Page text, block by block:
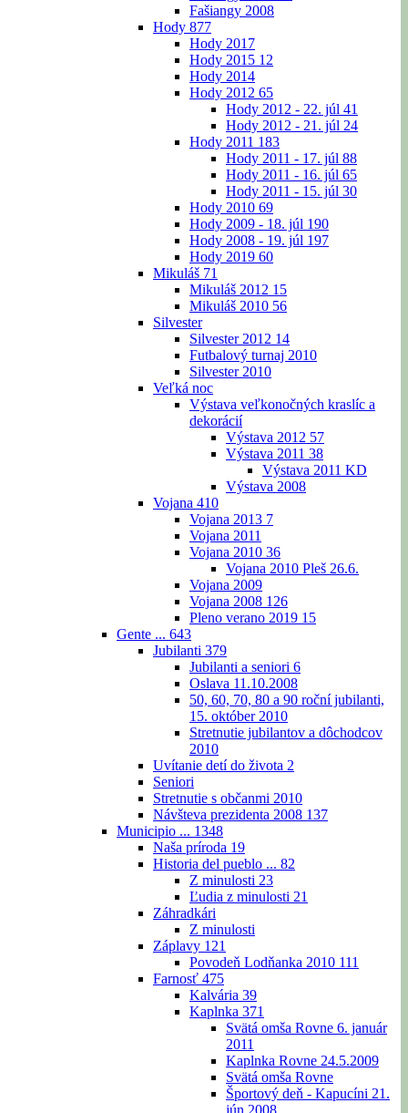
Fašiangy 2008
Hody 877
Hody 2017
Hody 2015 12
Hody 2014
Hody 2012 65
Hody 2012 - 22. júl 41
Hody 2012 - 21. júl 24
Hody 2011 183
Hody 2011 - 17. júl 88
Hody 2011 - 16. júl 65
Hody 2011 - 15. júl 30
Hody 2010 69
Hody 2009 - 18. júl 190
Hody 2008 - 19. júl 197
Hody 2019 60
Mikuláš 71
Mikuláš 2012 15
Mikuláš 2010 56
Silvester
Silvester 2012 14
Futbalový turnaj 2010
Silvester 2010
Veľká noc
Výstava veľkonočných kraslíc a
dekorácií
Výstava 2012 57
Výstava 2011 38
Výstava 2011 KD
Výstava 2008
Vojana 410
Vojana 2013 7
Vojana 2011
Vojana 2010 36
Vojana 2010 Pleš 26.6.
Vojana 2009
Vojana 2008 126
Pleno verano 2019 15
Gente ... 643
Jubilanti 379
Jubilanti a seniori 6
Oslava 11.10.2008
50, 60, 70, 80 a 90 roční jubilanti,
15. október 2010
Stretnutie jubilantov a dôchodcov
2010
Uvítanie detí do života 2
Seniori
Stretnutie s občanmi 2010
Návšteva prezidenta 2008 137
Municipio ... 1348
Naša príroda 19
Historia del pueblo ... 82
Z minulosti 23
Ľudia z minulosti 21
Záhradkári
Z minulosti
Záplavy 121
Povodeň Lodňanka 2010 111
Farnosť 475
Kalvária 39
Kaplnka 371
Svätá omša Rovne 6. január
2011
Kaplnka Rovne 24.5.2009
Svätá omša Rovne
Športový deň - Kapucíni 21.
jún 2008